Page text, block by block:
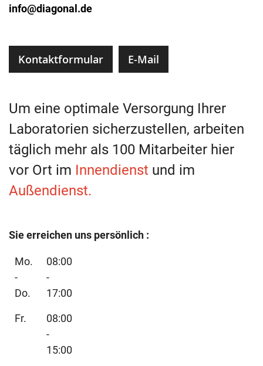
info@diagonal.de
Kontaktformular E-Mail
Um eine optimale Versorgung Ihrer
Laboratorien sicherzustellen, arbeiten
täglich mehr als 100 Mitarbeiter hier
vor Ort im Innendienst und im
Außendienst.
Sie erreichen uns persönlich :
Mo.
-
Do.
08:00
-
17:00
Fr.
08:00
-
15:00